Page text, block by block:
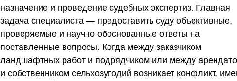
назначение и проведение судебных экспертиз. Главная
задача специалиста — предоставить суду объективные,
проверяемые и научно обоснованные ответы на
поставленные вопросы. Когда между заказчиком
ландшафтных работ и подрядчиком или между
и собственником сельхозугодий возникает конфликт,